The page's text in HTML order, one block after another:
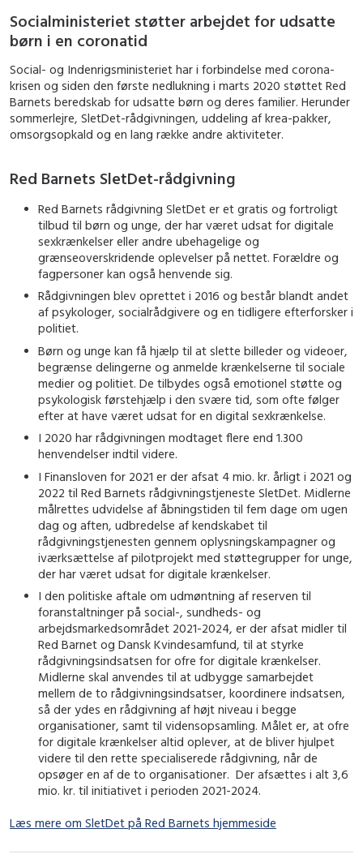
Socialministeriet støtter arbejdet for udsatte
børn i en coronatid
Social- og Indenrigsministeriet har i forbindelse med corona-
krisen og siden den første nedlukning i marts 2020 støttet Red
Barnets beredskab for udsatte børn og deres familier. Herunder
sommerlejre, SletDet-rådgivningen, uddeling af krea-pakker,
omsorgsopkald og en lang række andre aktiviteter.
Red Barnets SletDet-rådgivning
Red Barnets rådgivning SletDet er et gratis og fortroligt
tilbud til børn og unge, der har været udsat for digitale
sexkrænkelser eller andre ubehagelige og
grænseoverskridende oplevelser på nettet. Forældre og
fagpersoner kan også henvende sig.
Rådgivningen blev oprettet i 2016 og består blandt andet
af psykologer, socialrådgivere og en tidligere efterforsker i
politiet.
Børn og unge kan få hjælp til at slette billeder og videoer,
begrænse delingerne og anmelde krænkelserne til sociale
medier og politiet. De tilbydes også emotionel støtte og
psykologisk førstehjælp i den svære tid, som ofte følger
efter at have været udsat for en digital sexkrænkelse.
I 2020 har rådgivningen modtaget flere end 1.300
henvendelser indtil videre.
I Finansloven for 2021 er der afsat 4 mio. kr. årligt i 2021 og
2022 til Red Barnets rådgivningstjeneste SletDet. Midlerne
målrettes udvidelse af åbningstiden til fem dage om ugen
dag og aften, udbredelse af kendskabet til
rådgivningstjenesten gennem oplysningskampagner og
iværksættelse af pilotprojekt med støttegrupper for unge,
der har været udsat for digitale krænkelser.
I den politiske aftale om udmøntning af reserven til
foranstaltninger på social-, sundheds- og
arbejdsmarkedsområdet 2021-2024, er der afsat midler til
Red Barnet og Dansk Kvindesamfund, til at styrke
rådgivningsindsatsen for ofre for digitale krænkelser.
Midlerne skal anvendes til at udbygge samarbejdet
mellem de to rådgivningsindsatser, koordinere indsatsen,
så der ydes en rådgivning af højt niveau i begge
organisationer, samt til vidensopsamling. Målet er, at ofre
for digitale krænkelser altid oplever, at de bliver hjulpet
videre til den rette specialiserede rådgivning, når de
opsøger en af de to organisationer. Der afsættes i alt 3,6
mio. kr. til initiativet i perioden 2021-2024.
Læs mere om SletDet på Red Barnets hjemmeside